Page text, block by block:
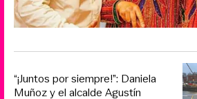
“¡Juntos por siempre!”: Daniela
Muñoz y el alcalde Agustín